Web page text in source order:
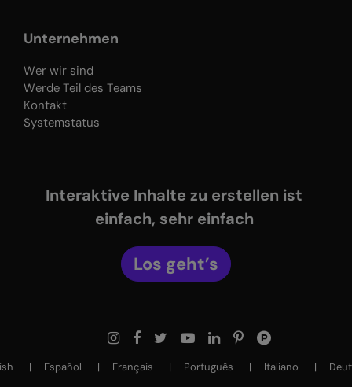
Unternehmen
Wer wir sind
Werde Teil des Teams
Kontakt
Systemstatus
Interaktive Inhalte zu erstellen ist
einfach, sehr einfach
Los geht’s
Español ‎‎ Français ‎‎ Português ‎‎ Italiano ‎‎